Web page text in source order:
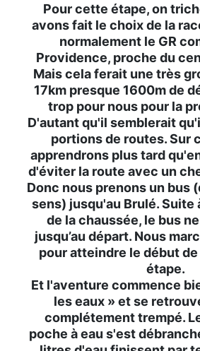
Pour cette étape, on
avons fait le choix de la
normalement le GR
Providence, proche du
Mais cela ferait une très
17km presque 1600m de
trop pour nous pour la
D'autant qu'il semblerait
portions de routes. Sur
apprendrons plus tard
d'éviter la route avec un
Donc nous prenons un bus
sens) jusqu'au Brulé. Suite
de la chaussée, le bus
jusqu’au départ. Nous
pour atteindre le début
étape.
Et l'aventure commence
les eaux » et se
complétement trempé.
poche à eau s'est